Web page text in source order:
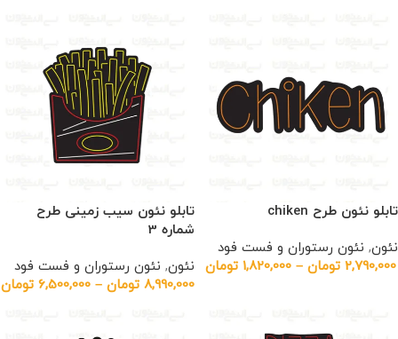
تابلو نئون طرح chiken
نئون, نئون رستوران و فست فود
2,790,000 تومان –
1,820,000 تومان
تابلو نئون سیب زمینی طرح
شماره 3
نئون, نئون رستوران و فست فود
8,990,000 تومان –
6,500,000 تومان